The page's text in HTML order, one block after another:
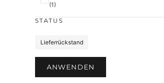
g
i
(1)
STATUS
t
Lieferrückstand
ANWENDEN